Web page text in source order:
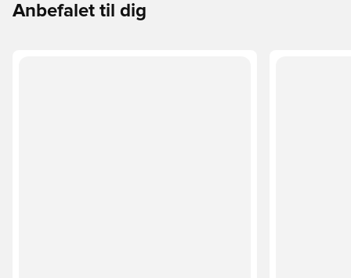
Anbefalet til dig